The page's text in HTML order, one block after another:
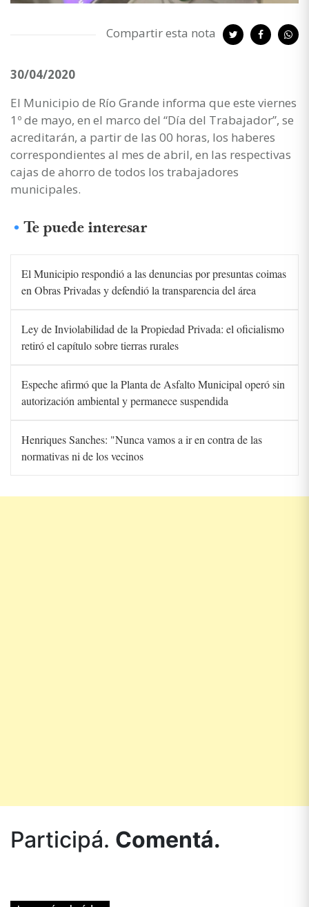
Compartir esta nota
30/04/2020
El Municipio de Río Grande informa que este viernes
1º de mayo, en el marco del “Día del Trabajador”, se
acreditarán, a partir de las 00 horas, los haberes
correspondientes al mes de abril, en las respectivas
cajas de ahorro de todos los trabajadores
municipales.
Te puede interesar
El Municipio respondió a las denuncias por presuntas coimas
en Obras Privadas y defendió la transparencia del área
Ley de Inviolabilidad de la Propiedad Privada: el oficialismo
retiró el capítulo sobre tierras rurales
Espeche afirmó que la Planta de Asfalto Municipal operó sin
autorización ambiental y permanece suspendida
Henriques Sanches: "Nunca vamos a ir en contra de las
normativas ni de los vecinos
Participá. Comentá.